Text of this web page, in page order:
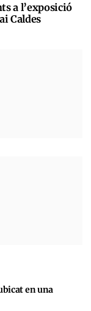
a l’exposició
Caldes
en una